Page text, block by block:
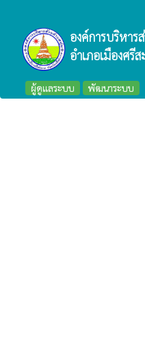
องค์การบริหา
อำเภอเมืองศรี
ผู้ดูแลระบบ พัฒนาระบบ